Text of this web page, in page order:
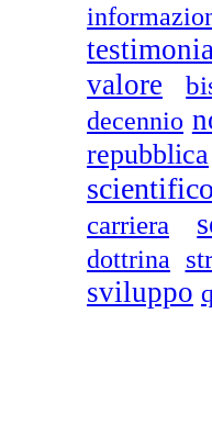
valore
decennio
repubblica
carriera
dottrina
sviluppo